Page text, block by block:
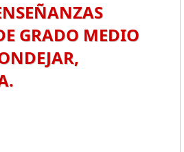
GRADO MEDIO